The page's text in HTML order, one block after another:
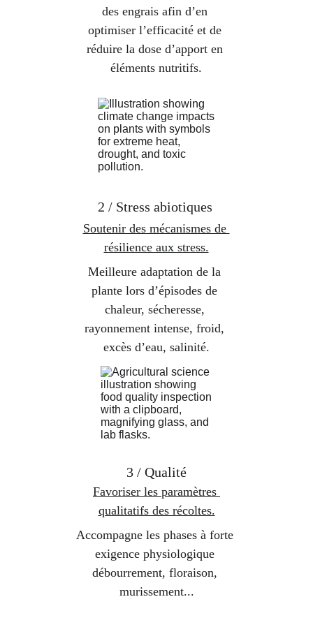
2 / Stress abiotiques
3 / Qualité
des engrais afin d’en
optimiser l’efficacité et de
réduire la dose d’apport en
éléments nutritifs.
Soutenir des mécanismes de
résilience aux stress.
Meilleure adaptation de la
plante lors d’épisodes de
chaleur, sécheresse,
rayonnement intense, froid,
excès d’eau, salinité.
Favoriser les paramètres
qualitatifs des récoltes.
Accompagne les phases à forte
exigence physiologique
débourrement, floraison,
murissement...